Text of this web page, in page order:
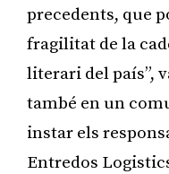
precedents, que
fragilitat de la
literari del país”,
també en un
instar els
Entredos